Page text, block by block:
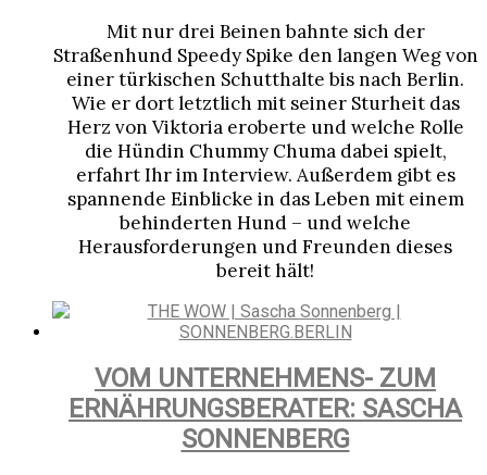
Mit nur drei Beinen bahnte sich der
Straßenhund Speedy Spike den langen Weg von
einer türkischen Schutthalte bis nach Berlin.
Wie er dort letztlich mit seiner Sturheit das
Herz von Viktoria eroberte und welche Rolle
die Hündin Chummy Chuma dabei spielt,
erfahrt Ihr im Interview. Außerdem gibt es
spannende Einblicke in das Leben mit einem
behinderten Hund – und welche
Herausforderungen und Freunden dieses
bereit hält!
VOM UNTERNEHMENS- ZUM
ERNÄHRUNGS­BERATER: SASCHA
SONNENBERG